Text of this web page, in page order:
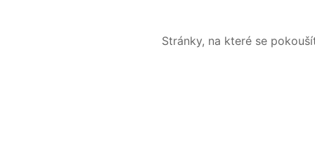
Stránky, na které se